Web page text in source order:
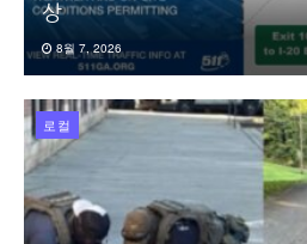
상
8월 7, 2026
로컬